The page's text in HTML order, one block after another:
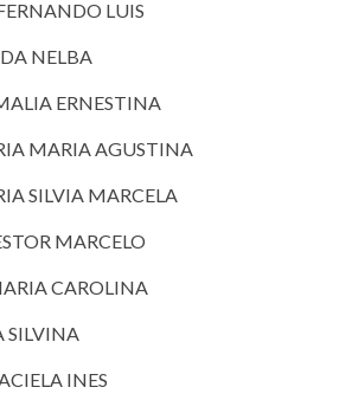
LUIS
NELBA
ERNESTINA
MARIA AGUSTINA
SILVIA MARCELA
MARCELO
CAROLINA
SILVINA
INES